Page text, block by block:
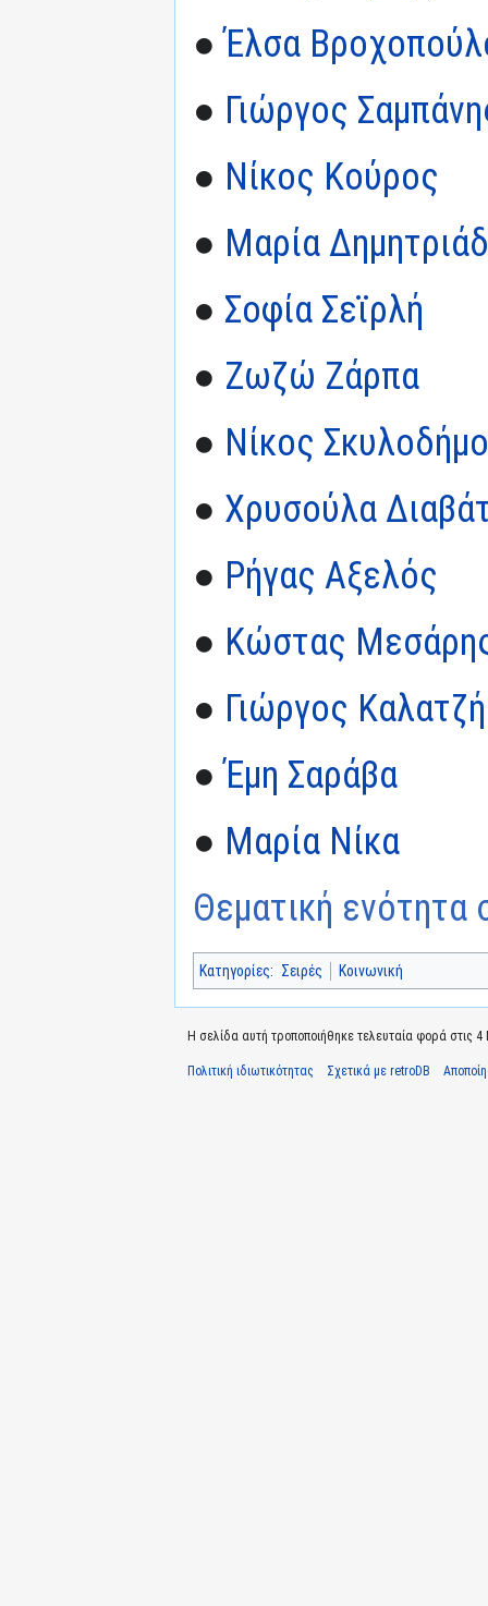
●Έλσα
● Γιώργος
● Νίκος Κούρος
● Μαρία
● Σοφία Σεϊρλή
● Ζωζώ Ζάρπα
● Νίκος
● Χρυσούλα
● Ρήγας Αξελός
● Κώστας
● Γιώργος
●Έμη Σαράβα
● Μαρία Νίκα
Θεματική ενότητα
Κατηγορίες: Σειρές Κοινωνική
Η σελίδα αυτή τροποποιήθηκε τελευταία φορά στις 4
Πολιτική ιδιωτικότητας Σχετικά με retroDB